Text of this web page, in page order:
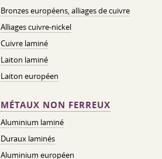
Bronzes européens, alliages de cuivre
Alliages cuivre-nickel
Cuivre laminé
Laiton laminé
Laiton européen
MÉTAUX NON FERREUX
Aluminium laminé
Duraux laminés
Aluminium européen